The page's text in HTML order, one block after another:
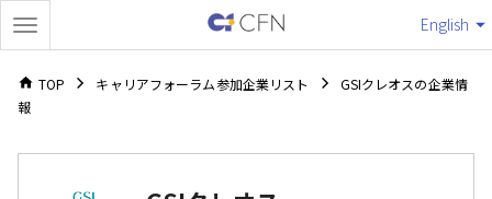
English
TOP キャリアフォーラム参加企業リスト
GSIクレオスの企業情
報